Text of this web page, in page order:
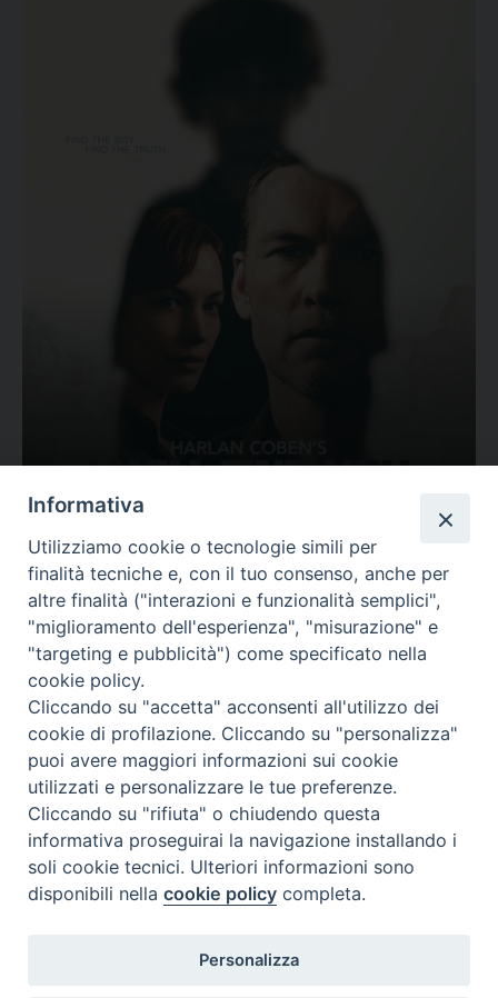
Valutazione
Complesso, Problematico
Tematica: Amore-Sentimenti, Carcere...
Contatti & Info
C.ne Aurelia, 50 – 00165 Roma
Contatti
Scrivi a: cnvf@chiesacattolica.it
Informativa
Utilizziamo cookie o tecnologie simili per
finalità tecniche e, con il tuo consenso, anche per
altre finalità ("interazioni e funzionalità semplici",
"miglioramento dell'esperienza", "misurazione" e
"targeting e pubblicità") come specificato nella
cookie policy.
Cliccando su "accetta" acconsenti all'utilizzo dei
cookie di profilazione. Cliccando su "personalizza"
puoi avere maggiori informazioni sui cookie
utilizzati e personalizzare le tue preferenze.
Cliccando su "rifiuta" o chiudendo questa
informativa proseguirai la navigazione installando i
soli cookie tecnici. Ulteriori informazioni sono
disponibili nellacookie policy completa.
Personalizza